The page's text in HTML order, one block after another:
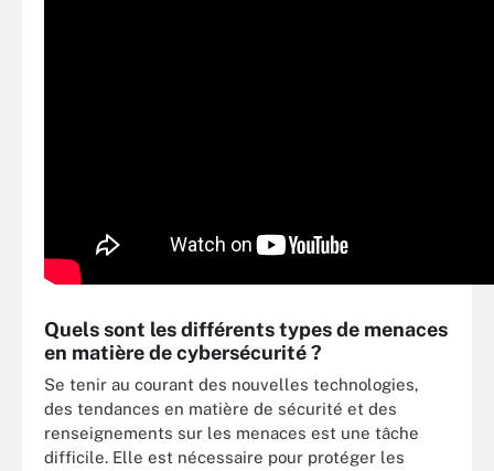
Quels sont les différents types de menaces
en matière de cybersécurité ?
Se tenir au courant des nouvelles technologies,
des tendances en matière de sécurité et des
renseignements sur les menaces est une tâche
difficile. Elle est nécessaire pour protéger les